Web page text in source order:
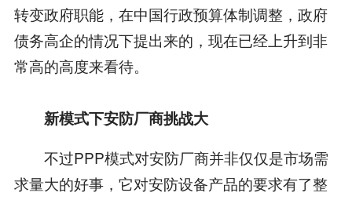
转变政府职能，在中国行政预算体制调整，政府
债务高企的情况下提出来的，现在已经上升到非
常高的高度来看待。
新模式下安防厂商挑战大
不过PPP模式对安防厂商并非仅仅是市场需
求量大的好事，它对安防设备产品的要求有了整